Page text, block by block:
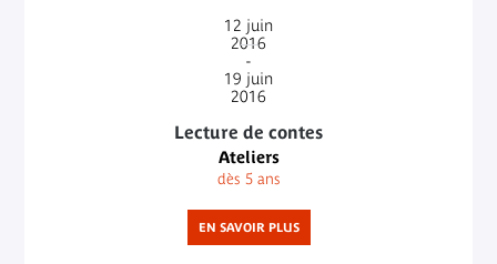
12 juin
2016
-
19 juin
2016
Lecture de contes
Ateliers
dès 5 ans
EN SAVOIR PLUS